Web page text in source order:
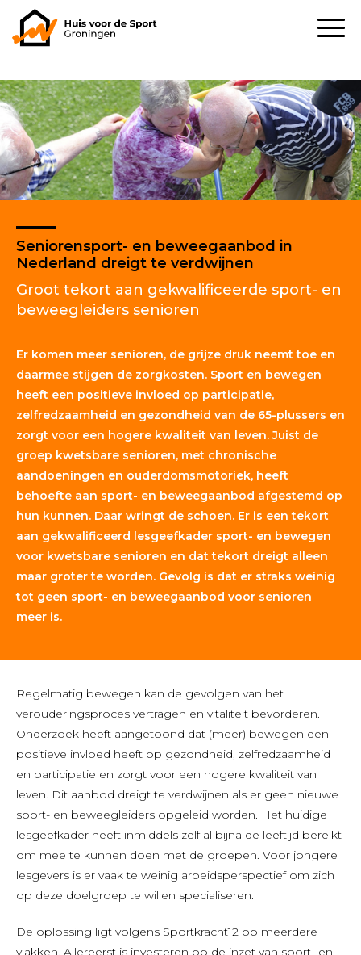
Seniorensport- en beweegaanbod in
Nederland dreigt te verdwijnen
Groot tekort aan gekwalificeerde sport- en
beweegleiders senioren
Er komen meer senioren, de grijze druk neemt toe en
daarmee stijgen de zorgkosten. Sport en bewegen
heeft een positieve invloed op participatie,
zelfredzaamheid en gezondheid van de 65-plussers en
zorgt voor een hogere kwaliteit van leven. Juist de
groep kwetsbare senioren, met chronische
aandoeningen en ouderdomsmotoriek, heeft
behoefte aan sport- en beweegaanbod afgestemd op
hun kunnen. Daar wringt de schoen. Er is een tekort
aan gekwalificeerd lesgeefkader sport- en bewegen
voor kwetsbare senioren en dat tekort dreigt alleen
maar groter te worden. Gevolg is dat er straks weinig
tot geen sport- en beweegaanbod voor senioren
meer is.
Regelmatig bewegen kan de gevolgen van het
verouderingsproces vertragen en vitaliteit bevorderen.
Onderzoek heeft aangetoond dat (meer) bewegen een
positieve invloed heeft op gezondheid, zelfredzaamheid
en participatie en zorgt voor een hogere kwaliteit van
leven. Dit aanbod dreigt te verdwijnen als er geen nieuwe
sport- en beweegleiders opgeleid worden. Het huidige
lesgeefkader heeft inmiddels zelf al bijna de leeftijd bereikt
om mee te kunnen doen met de groepen. Voor jongere
lesgevers is er vaak te weinig arbeidsperspectief om zich
op deze doelgroep te willen specialiseren.
De oplossing ligt volgens Sportkracht12 op meerdere
vlakken. Allereerst is investeren op de inzet van sport- en